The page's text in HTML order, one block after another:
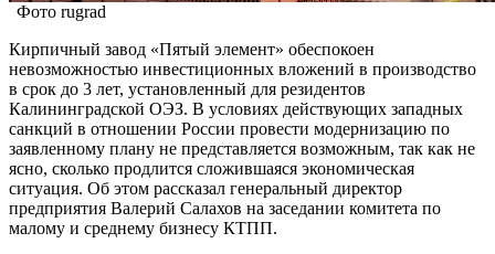
Фото rugrad
Кирпичный завод «Пятый элемент» обеспокоен
невозможностью инвестиционных вложений в производство
в срок до 3 лет, установленный для резидентов
Калининградской ОЭЗ. В условиях действующих западных
санкций в отношении России провести модернизацию по
заявленному плану не представляется возможным, так как не
ясно, сколько продлится сложившаяся экономическая
ситуация. Об этом рассказал генеральный директор
предприятия Валерий Салахов на заседании комитета по
малому и среднему бизнесу КТПП.